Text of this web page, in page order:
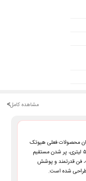
مشاهده کامل<
محصولات فعلی هیوتک
است. این رطوبت‌ساز اولتراسونیک با مخزن یکپارچه ۵ لیتری، پر شدن مستقیم
تنظیم بخار، تایمر ۲، ۴ و ۸ ساعته، فن قدرتمند و پوشش